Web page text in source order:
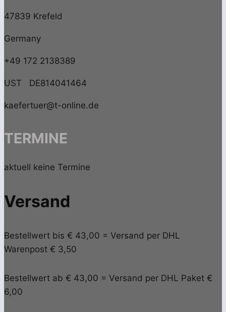
47839 Krefeld
Germany
+49 172 2138389
UST DE814041464
kaefertuer@t-online.de
TERMINE
aktuell keine Termine
Versand
Bestellwert bis € 43,00 = Versand per DHL
Warenpost € 3,50
Bestellwert ab € 43,00 = Versand per DHL Paket €
6,00